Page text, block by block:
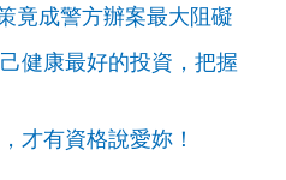
竟成警方辦案最大阻礙
健康最好的投資，把握
才有資格說愛妳！